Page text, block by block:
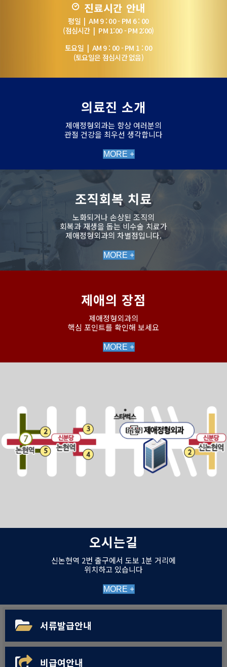
진료시간 안내
평일 | AM 9 : 00 - PM 6 : 00
(점심시간 | PM 1:00 - PM 2:00)
토요일 | AM 9 : 00 - PM 1 : 00
(토요일은 점심시간 없음)
의료진 소개
제애정형외과는 항상 여러분의
관절 건강을 최우선 생각합니다
MORE +
조직회복 치료
노화되거나 손상된 조직의
회복과 재생을 돕는 비수술 치료가
제애정형외과의 차별점입니다.
MORE +
제애의 장점
제애정형외과의
핵심 포인트를 확인해 보세요
MORE +
오시는길
신논현역 2번 출구에서 도보 1분 거리에
위치하고 있습니다
MORE +
서류발급안내
비급여안내